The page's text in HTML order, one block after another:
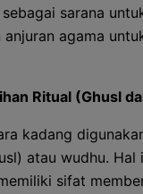
sarana
anjuran agama
Ritual (Ghusl
kadang
atau wudhu. Hal
sifat